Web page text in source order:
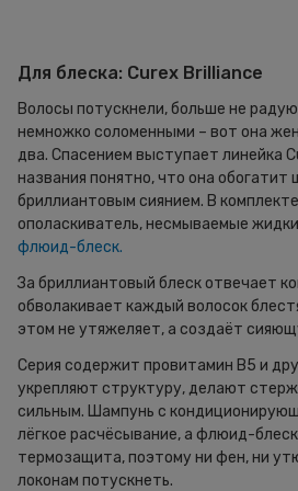
Для блеска: Curex Brilliance
Волосы потускнели, больше не
немножко соломенными – вот она
два. Спасением выступает линейка
названия понятно, что она обогатит
бриллиантовым сиянием. В
ополаскиватель, несмываемые
флюид-блеск.
За бриллиантовый блеск отвечает
обволакивает каждый волосок
этом не утяжеляет, а создаёт
Серия содержит провитамин В5 и
укрепляют структуру, делают
сильным. Шампунь с
лёгкое расчёсывание, а флюид-
термозащита, поэтому ни фен, ни
локонам потускнеть.